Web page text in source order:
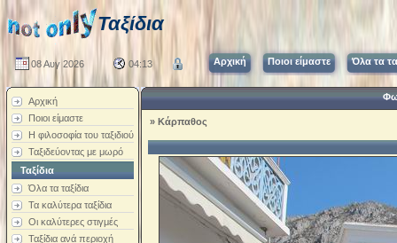
Ταξίδια
08 Αυγ 2026 04:13 Αρχική Ποιοι είμαστε Όλα τα
Αρχική
Ποιοι είμαστε
Η φιλοσοφία του ταξιδιού
Ταξιδεύοντας με μωρό
Ταξίδια
Όλα τα ταξίδια
Τα καλύτερα ταξίδια
Οι καλύτερες στιγμές
Ταξίδια ανά περιοχή
» Κάρπαθος